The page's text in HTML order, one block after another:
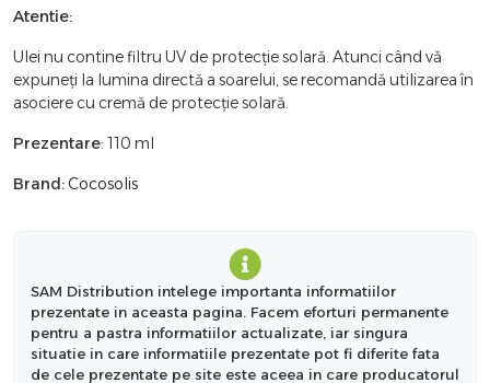
Atentie:
Ulei nu contine filtru UV de protecție solară. Atunci când vă
expuneți la lumina directă a soarelui, se recomandă utilizarea în
asociere cu cremă de protecție solară.
Prezentare: 110 ml
Brand:Cocosolis
SAM Distribution intelege importanta informatiilor
prezentate in aceasta pagina. Facem eforturi permanente
pentru a pastra informatiilor actualizate, iar singura
situatie in care informatiile prezentate pot fi diferite fata
de cele prezentate pe site este aceea in care producatorul